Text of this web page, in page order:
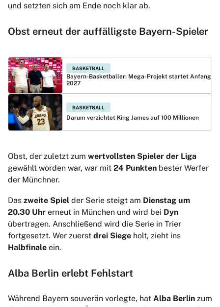
und setzten sich am Ende noch klar ab.
Obst erneut der auffälligste Bayern-Spieler
BASKETBALL
Bayern-Basketballer: Mega-Projekt startet Anfang
2027
BASKETBALL
Darum verzichtet King James auf 100 Millionen
Obst, der zuletzt zum wertvollsten Spieler der Liga
gewählt worden war, war mit 24 Punkten bester Werfer
der Münchner.
Das zweite Spiel der Serie steigt am Dienstag um
20.30 Uhr erneut in München und wird bei Dyn
übertragen. Anschließend wird die Serie in Trier
fortgesetzt. Wer zuerst drei Siege holt, zieht ins
Halbfinale ein.
Alba Berlin erlebt Fehlstart
Während Bayern souverän vorlegte, hat Alba Berlin zum